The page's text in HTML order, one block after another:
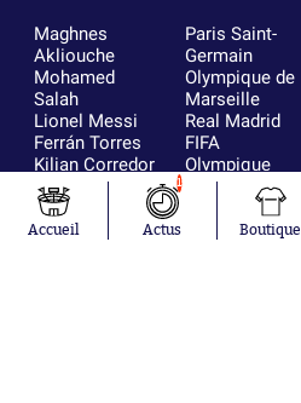
Maghnes
Akliouche
Mohamed
Salah
Lionel Messi
Ferrán Torres
Kilian Corredor
Franco
Mastantuono
Orel Mangala
Paris Saint-
Germain
Olympique de
Marseille
Real Madrid
FIFA
Olympique
lyonnais
AS Monaco
FC Barcelone
Accueil
1
Actus Boutique